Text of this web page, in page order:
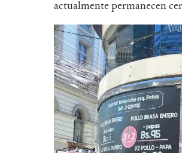
actualmente permanecen